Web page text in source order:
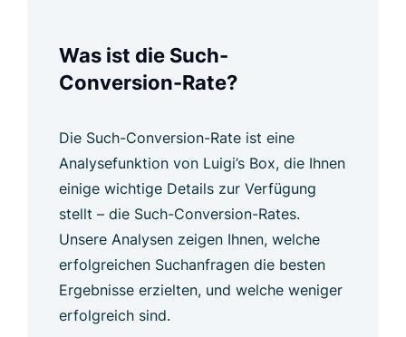
Was ist die Such-
Conversion-Rate?
Die Such-Conversion-Rate ist eine
Analysefunktion von Luigi’s Box, die Ihnen
einige wichtige Details zur Verfügung
stellt – die Such-Conversion-Rates.
Unsere Analysen zeigen Ihnen, welche
erfolgreichen Suchanfragen die besten
Ergebnisse erzielten, und welche weniger
erfolgreich sind.